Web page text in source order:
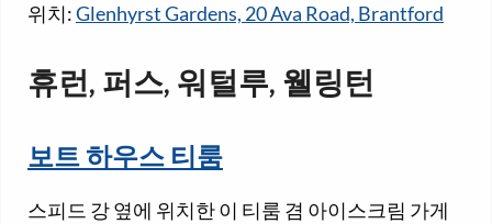
위치:Glenhyrst Gardens, 20 Ava Road, Brantford
휴런, 퍼스, 워털루, 웰링턴
보트 하우스 티룸
스피드 강 옆에 위치한 이 티룸 겸 아이스크림 가게